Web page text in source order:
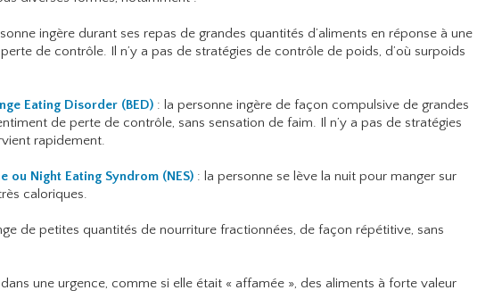
ingère durant ses repas de grandes quantités d’aliments en réponse à une
de contrôle. Il n’y a pas de stratégies de contrôle de poids, d’où surpoids
Eating Disorder (BED) : la personne ingère de façon compulsive de grandes
de perte de contrôle, sans sensation de faim. Il n’y a pas de stratégies
rapidement.
ou Night Eating Syndrom (NES) : la personne se lève la nuit pour manger sur
caloriques.
de petites quantités de nourriture fractionnées, de façon répétitive, sans
une urgence, comme si elle était « affamée », des aliments à forte valeur